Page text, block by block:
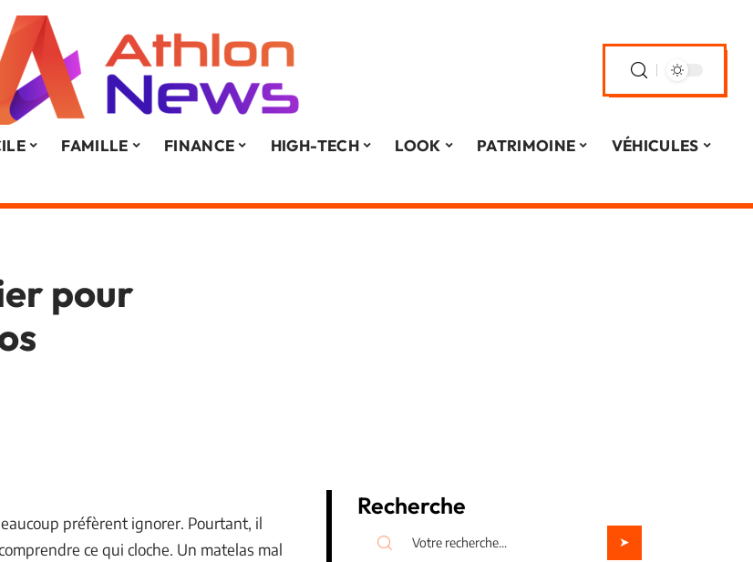
FAMILLE FINANCE HIGH-TECH LOOK PATRIMOINE
VÉHICULES
pour
préfèrent ignorer. Pourtant, il
ce qui cloche. Un matelas mal
Recherche